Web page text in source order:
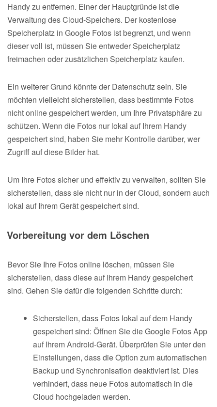
Handy zu entfernen. Einer der Hauptgründe ist die
Verwaltung des Cloud-Speichers. Der kostenlose
Speicherplatz in Google Fotos ist begrenzt, und wenn
dieser voll ist, müssen Sie entweder Speicherplatz
freimachen oder zusätzlichen Speicherplatz kaufen.
Ein weiterer Grund könnte der Datenschutz sein. Sie
möchten vielleicht sicherstellen, dass bestimmte Fotos
nicht online gespeichert werden, um Ihre Privatsphäre zu
schützen. Wenn die Fotos nur lokal auf Ihrem Handy
gespeichert sind, haben Sie mehr Kontrolle darüber, wer
Zugriff auf diese Bilder hat.
Um Ihre Fotos sicher und effektiv zu verwalten, sollten Sie
sicherstellen, dass sie nicht nur in der Cloud, sondern auch
lokal auf Ihrem Gerät gespeichert sind.
Vorbereitung vor dem Löschen
Bevor Sie Ihre Fotos online löschen, müssen Sie
sicherstellen, dass diese auf Ihrem Handy gespeichert
sind. Gehen Sie dafür die folgenden Schritte durch:
Sicherstellen, dass Fotos lokal auf dem Handy
gespeichert sind: Öffnen Sie die Google Fotos App
auf Ihrem Android-Gerät. Überprüfen Sie unter den
Einstellungen, dass die Option zum automatischen
Backup und Synchronisation deaktiviert ist. Dies
verhindert, dass neue Fotos automatisch in die
Cloud hochgeladen werden.